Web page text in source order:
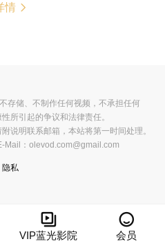
情 
存储、不制作任何视频，不承担任何
所引起的争议和法律责任。
说明联系邮箱，本站将第一时间处理。
：olevod.com@gmail.com
隐私

VIP蓝光影院

会员